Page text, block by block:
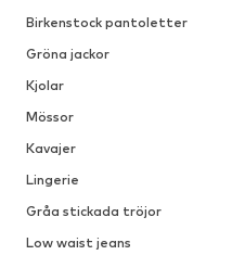
Birkenstock pantoletter
Gröna jackor
Kjolar
Mössor
Kavajer
Lingerie
Gråa stickada tröjor
Low waist jeans